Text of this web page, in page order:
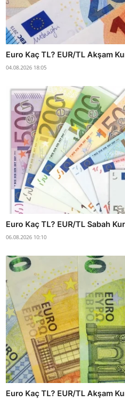
Euro Kaç TL? EUR/TL Akşam
04.08.2026 18:05
Euro Kaç TL? EUR/TL Sabah
06.08.2026 10:10
Euro Kaç TL? EUR/TL Akşam